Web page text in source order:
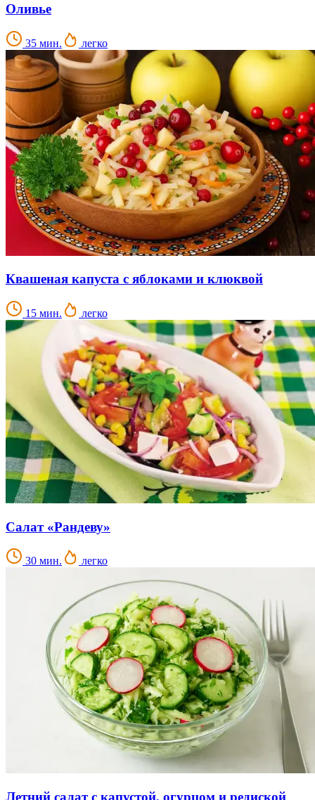
Оливье
35 мин. легко
Квашеная капуста с яблоками и клюквой
15 мин. легко
Салат «Рандеву»
30 мин. легко
Летний салат с капустой, огурцом и редиской